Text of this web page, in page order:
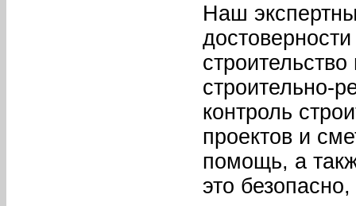
Наш
строительно-
контроль
проектов и
помощь, а
это